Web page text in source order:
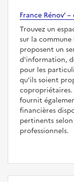
France Rénov’
Trouvez un
sur la commune
proposent un
d'information,
pour les
qu'ils soient
copropriétaires.
fournit
financières
pertinents
professionnels.